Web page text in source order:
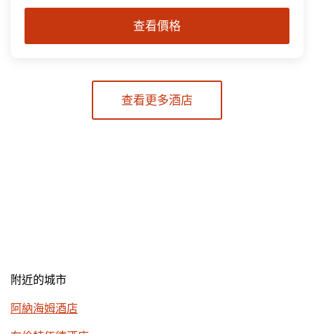
查看價格
查看更多酒店
附近的城市
阿納海姆酒店